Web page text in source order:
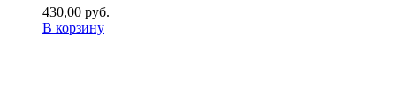
430,00 руб.
В корзину